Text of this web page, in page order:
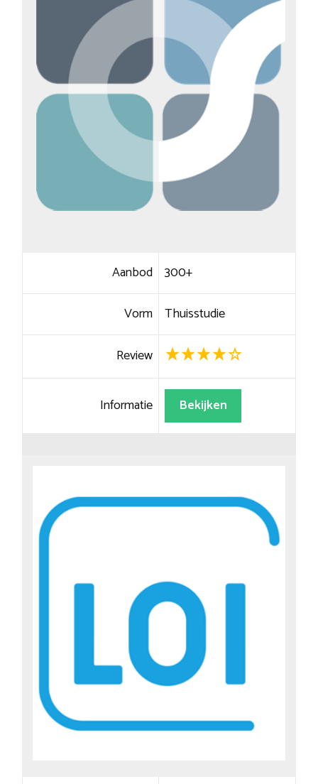
Aanbod 300+
Vorm Thuisstudie
Review
Informatie Bekijken